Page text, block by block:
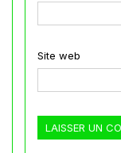
Site web